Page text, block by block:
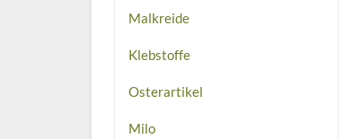
Malkreide
Klebstoffe
Osterartikel
Milo